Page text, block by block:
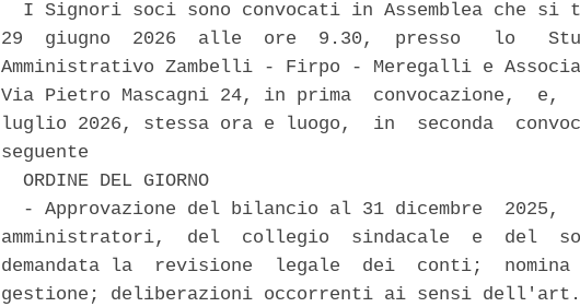
I Signori soci sono convocati in Assemblea che si
29  giugno  2026  alle  ore  9.30,  presso   lo
Amministrativo Zambelli - Firpo - Meregalli e
Via Pietro Mascagni 24, in prima  convocazione,  e,
luglio 2026, stessa ora e luogo,  in  seconda
seguente
  ORDINE DEL GIORNO
- Approvazione del bilancio al 31 dicembre  2025,
amministratori,  del  collegio  sindacale  e  del
demandata la  revisione  legale  dei  conti;
gestione; deliberazioni occorrenti ai sensi